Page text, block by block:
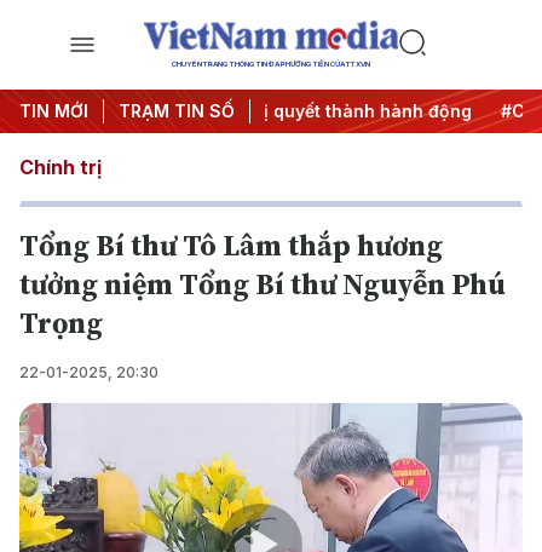
CHUYÊN TRANG THÔNG TIN ĐA PHƯƠNG TIỆN CỦA TTXVN
TIN MỚI TRẠM TIN SỐ
3 #Đưa Nghị quyết thành hành động #Chiến dịch
Chính trị
Tổng Bí thư Tô Lâm thắp hương
tưởng niệm Tổng Bí thư Nguyễn Phú
Trọng
22-01-2025, 20:30